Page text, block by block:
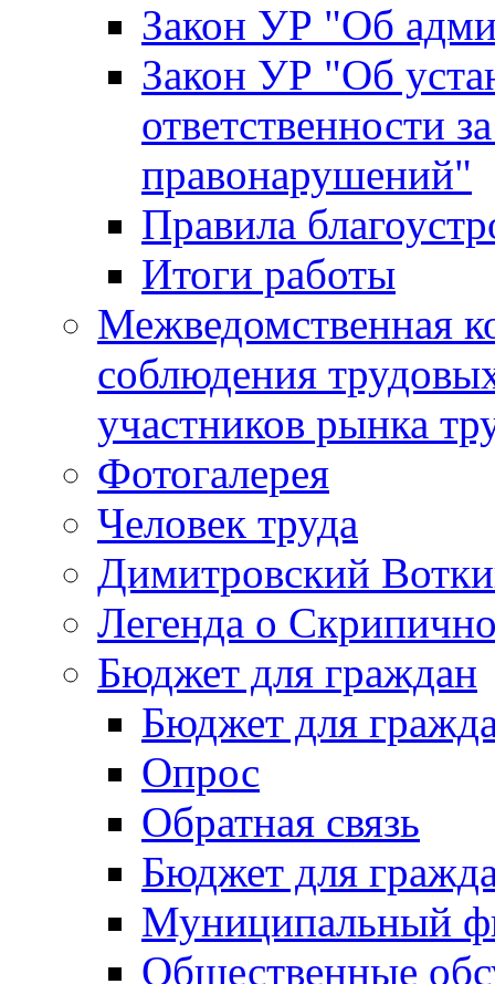
Закон УР "Об
Закон УР "Об
ответственности
правонарушений"
Правила
Итоги работы
Межведомственная
соблюдения
участников рынка
Фотогалерея
Человек труда
Димитровский
Легенда о
Бюджет для граждан
Бюджет для
Опрос
Обратная связь
Бюджет для
Муниципальный
Общественные